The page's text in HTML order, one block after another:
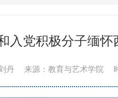
入党积极分子缅
丹 来源：教育与艺术学院